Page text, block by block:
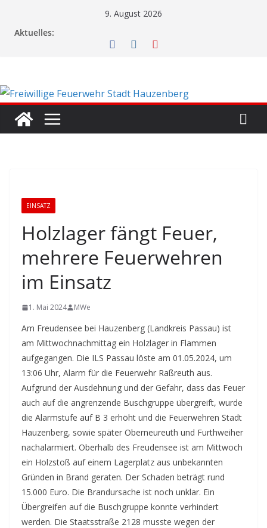
9. August 2026
Aktuelles:
EINSATZ
Holzlager fängt Feuer,
mehrere Feuerwehren
im Einsatz
1. Mai 2024 MWe
Am Freudensee bei Hauzenberg (Landkreis Passau) ist
am Mittwochnachmittag ein Holzlager in Flammen
aufgegangen. Die ILS Passau löste am 01.05.2024, um
13:06 Uhr, Alarm für die Feuerwehr Raßreuth aus.
Aufgrund der Ausdehnung und der Gefahr, dass das Feuer
auch auf die angrenzende Buschgruppe übergreift, wurde
die Alarmstufe auf B 3 erhöht und die Feuerwehren Stadt
Hauzenberg, sowie später Oberneureuth und Furthweiher
nachalarmiert. Oberhalb des Freudensee ist am Mittwoch
ein Holzstoß auf einem Lagerplatz aus unbekannten
Gründen in Brand geraten. Der Schaden beträgt rund
15.000 Euro. Die Brandursache ist noch unklar. Ein
Übergreifen auf die Buschgruppe konnte verhindert
werden. Die Staatsstraße 2128 musste wegen der